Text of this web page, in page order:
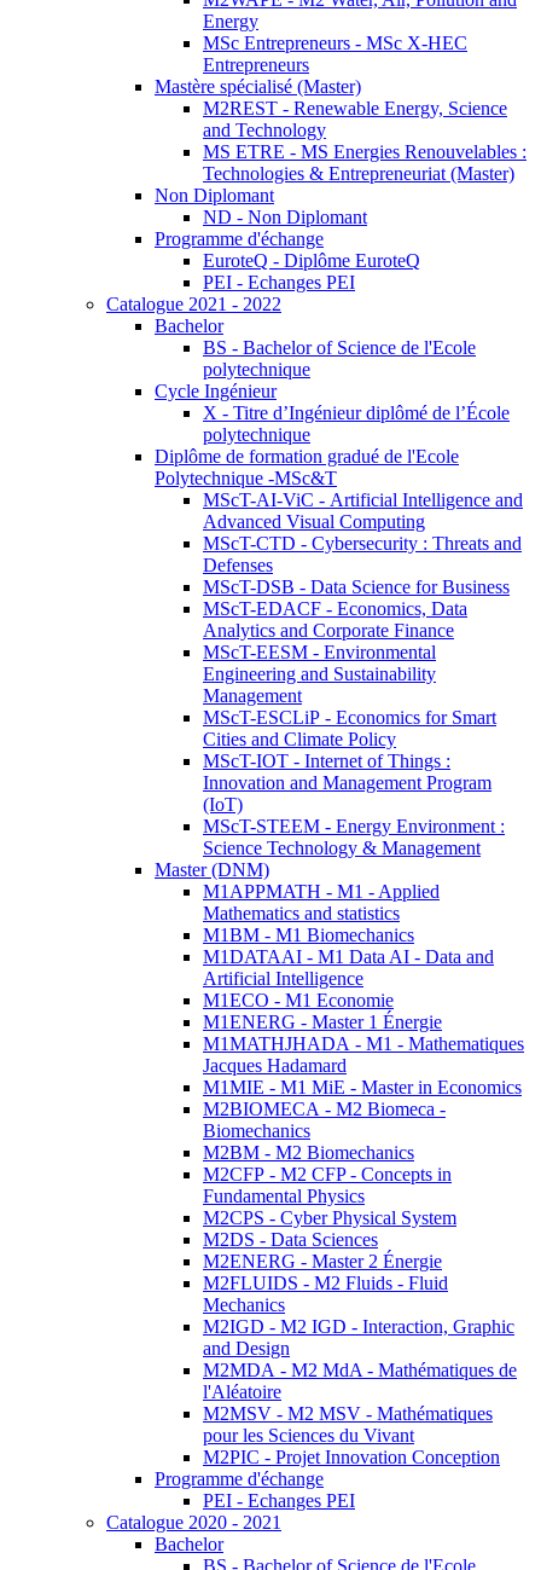
Energy
MSc Entrepreneurs - MSc X-HEC
Entrepreneurs
Mastère spécialisé (Master)
M2REST - Renewable Energy, Science
and Technology
MS ETRE - MS Energies Renouvelables :
Technologies & Entrepreneuriat (Master)
Non Diplomant
ND - Non Diplomant
Programme d'échange
EuroteQ - Diplôme EuroteQ
PEI - Echanges PEI
Catalogue 2021 - 2022
Bachelor
BS - Bachelor of Science de l'Ecole
polytechnique
Cycle Ingénieur
X - Titre d’Ingénieur diplômé de l’École
polytechnique
Diplôme de formation gradué de l'Ecole
Polytechnique -MSc&T
MScT-AI-ViC - Artificial Intelligence and
Advanced Visual Computing
MScT-CTD - Cybersecurity : Threats and
Defenses
MScT-DSB - Data Science for Business
MScT-EDACF - Economics, Data
Analytics and Corporate Finance
MScT-EESM - Environmental
Engineering and Sustainability
Management
MScT-ESCLiP - Economics for Smart
Cities and Climate Policy
MScT-IOT - Internet of Things :
Innovation and Management Program
(IoT)
MScT-STEEM - Energy Environment :
Science Technology & Management
Master (DNM)
M1APPMATH - M1 - Applied
Mathematics and statistics
M1BM - M1 Biomechanics
M1DATAAI - M1 Data AI - Data and
Artificial Intelligence
M1ECO - M1 Economie
M1ENERG - Master 1 Énergie
M1MATHJHADA - M1 - Mathematiques
Jacques Hadamard
M1MIE - M1 MiE - Master in Economics
M2BIOMECA - M2 Biomeca -
Biomechanics
M2BM - M2 Biomechanics
M2CFP - M2 CFP - Concepts in
Fundamental Physics
M2CPS - Cyber Physical System
M2DS - Data Sciences
M2ENERG - Master 2 Énergie
M2FLUIDS - M2 Fluids - Fluid
Mechanics
M2IGD - M2 IGD - Interaction, Graphic
and Design
M2MDA - M2 MdA - Mathématiques de
l'Aléatoire
M2MSV - M2 MSV - Mathématiques
pour les Sciences du Vivant
M2PIC - Projet Innovation Conception
Programme d'échange
PEI - Echanges PEI
Catalogue 2020 - 2021
Bachelor
BS - Bachelor of Science de l'Ecole